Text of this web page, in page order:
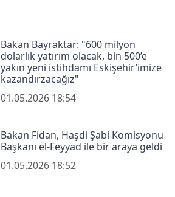
Bakan Bayraktar: "600 milyon
dolarlık yatırım olacak, bin 500’e
yakın yeni istihdamı Eskişehir’imize
kazandırzacağız"
01.05.2026 18:54
Bakan Fidan, Haşdi Şabi Komisyonu
Başkanı el-Feyyad ile bir araya geldi
01.05.2026 18:52